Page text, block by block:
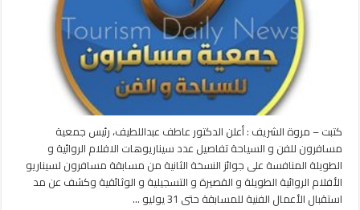
حتي
31
يوليو
بعد
استقبال
76
عملا
فنيا
مغلقة
كتبت – مروة الشريف : أعلن الدكتور عاطف عبداللطيف، رئيس جمعية
مسافرون للفن و السياحة تفاصيل عدد سيناريوهات الافلام الروائية و
الطويلة المنافسة على جوائز النسخة الثانية من مسابقة مسافرون لسيناريو
الأفلام الروائية الطويلة و القصيرة و التسجيلية و الوثائقية وكشف عن مد
استقبال الأعمال الفنية للمسابقة حتى 31 يوليو …